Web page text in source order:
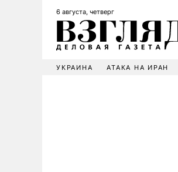
6 августа, четверг
УКРАИНА АТАКА НА ИРАН